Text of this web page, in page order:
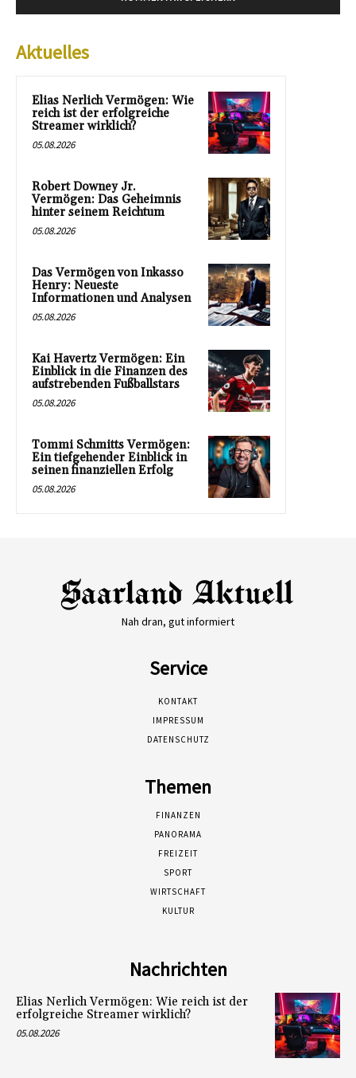
Aktuelles
Elias Nerlich Vermögen: Wie
reich ist der erfolgreiche
Streamer wirklich?
05.08.2026
Robert Downey Jr.
Vermögen: Das Geheimnis
hinter seinem Reichtum
05.08.2026
Das Vermögen von Inkasso
Henry: Neueste
Informationen und Analysen
05.08.2026
Kai Havertz Vermögen: Ein
Einblick in die Finanzen des
aufstrebenden Fußballstars
05.08.2026
Tommi Schmitts Vermögen:
Ein tiefgehender Einblick in
seinen finanziellen Erfolg
05.08.2026
Nah dran, gut informiert
Service
KONTAKT
IMPRESSUM
DATENSCHUTZ
Themen
FINANZEN
PANORAMA
FREIZEIT
SPORT
WIRTSCHAFT
KULTUR
Nachrichten
Elias Nerlich Vermögen: Wie reich ist der
erfolgreiche Streamer wirklich?
05.08.2026